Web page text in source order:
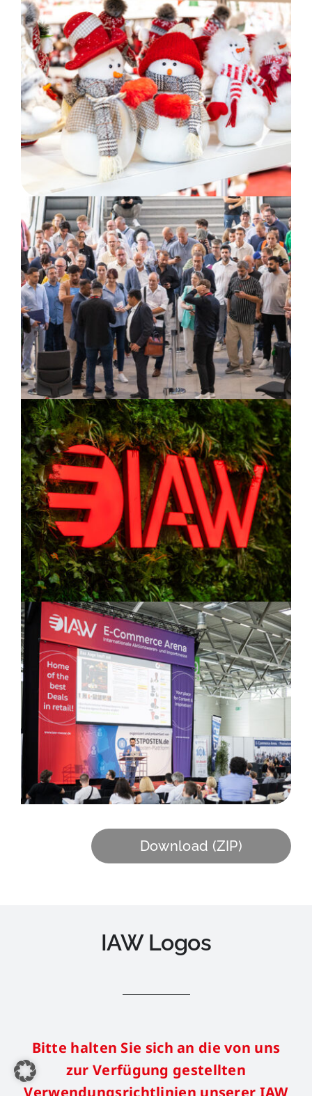
Download (ZIP)
IAW Logos
Bitte halten Sie sich an die von uns
zur Verfügung gestellten